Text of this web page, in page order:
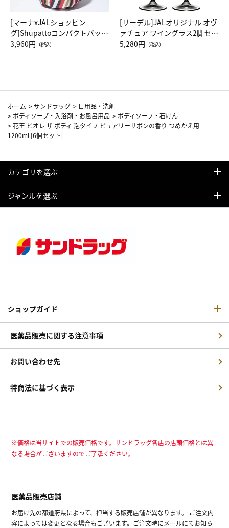
[マーナxJALショッピン
グ]Shupattoコンパクトバッグ
Drop JAL客室乗務員（LC）ス
3,960円 （税込）
[リーデル]JALオリジナル オヴ
ァチュア ワイングラス2脚セッ
ト（レッドワイン）
5,280円 （税込）
ホーム >サンドラッグ > 日用品・洗剤
> ボディソープ・入浴剤・お風呂用品 > ボディソープ・石けん
>花王 ビオレ ザ ボディ 泡タイプ ピュアリーサボンの香り つめかえ用
1200ml [6個セット]
カテゴリを選ぶ
ジャンルを選ぶ
ショップガイド
医薬品販売に関する注意事項
お問い合わせ先
特商法に基づく表示
※価格は当サイトでの販売価格です。サンドラッグ各店の店頭価格とは異
なる場合がございますのでご了承ください。
医薬品販売店舗
お届け先の都道府県によって、担当する販売店舗が異なります。 ご注文内
容によっては変更となる場合もございます。ご注文時にメールにてお知ら